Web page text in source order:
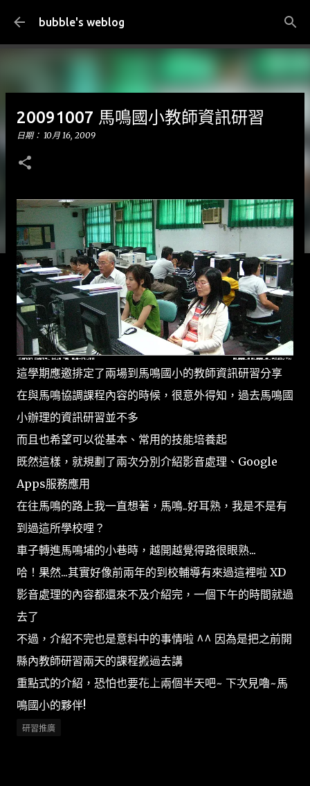
跳到主要內容
bubble's weblog
20091007 馬鳴國小教師資訊研習
日期： 10月 16, 2009
這學期應邀排定了兩場到馬鳴國小的教師資訊研習分享
在與馬鳴協調課程內容的時候，很意外得知，過去馬鳴國
小辦理的資訊研習並不多
而且也希望可以從基本、常用的技能培養起
既然這樣，就規劃了兩次分別介紹影音處理、Google
Apps服務應用
在往馬鳴的路上我一直想著，馬鳴..好耳熟，我是不是有
到過這所學校哩？
車子轉進馬鳴埔的小巷時，越開越覺得路很眼熟...
哈！果然...其實好像前兩年的到校輔導有來過這裡啦 XD
影音處理的內容都還來不及介紹完，一個下午的時間就過
去了
不過，介紹不完也是意料中的事情啦 ^^ 因為是把之前開
縣內教師研習兩天的課程搬過去講
重點式的介紹，恐怕也要花上兩個半天吧~ 下次見嚕~馬
鳴國小的夥伴!
研習推廣